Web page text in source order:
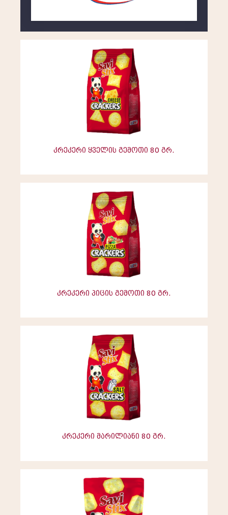
კრეკერი ყველის გემოთი 80 გრ.
კრეკერი პიცის გემოთი 80 გრ.
კრეკერი მარილიანი 80 გრ.